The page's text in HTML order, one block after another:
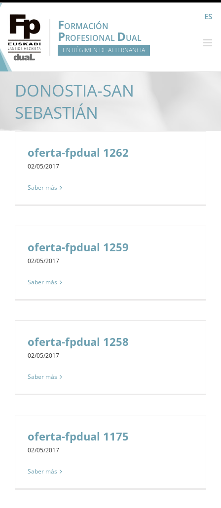
Saltar
contenido
ES
FORMACIÓN
PROFESIONAL DUAL
EN RÉGIMEN DE ALTERNANCIA
DONOSTIA-SAN
SEBASTIÁN
oferta-fpdual 1262
02/05/2017
Saber más
oferta-fpdual 1259
02/05/2017
Saber más
oferta-fpdual 1258
02/05/2017
Saber más
oferta-fpdual 1175
02/05/2017
Saber más